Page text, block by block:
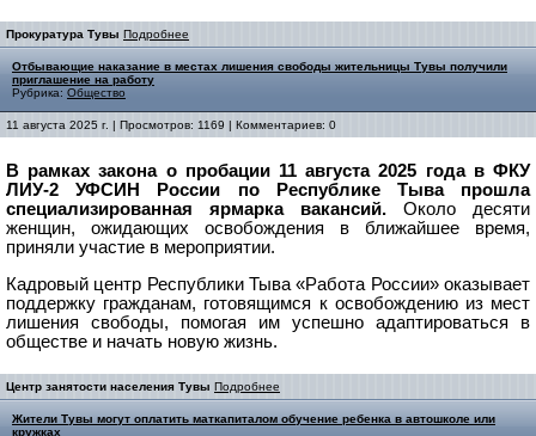
Прокуратура Тувы Подробнее
Отбывающие наказание в местах лишения свободы жительницы Тувы получили
приглашение на работу
Рубрика: Общество
11 августа 2025 г. | Просмотров: 1169 | Комментариев: 0
В рамках закона о пробации 11 августа 2025 года в ФКУ
ЛИУ-2 УФСИН России по Республике Тыва прошла
специализированная ярмарка вакансий. Около десяти
женщин, ожидающих освобождения в ближайшее время,
приняли участие в мероприятии.
Кадровый центр Республики Тыва «Работа России» оказывает
поддержку гражданам, готовящимся к освобождению из мест
лишения свободы, помогая им успешно адаптироваться в
обществе и начать новую жизнь.
Центр занятости населения Тувы Подробнее
Жители Тувы могут оплатить маткапиталом обучение ребенка в автошколе или
кружках